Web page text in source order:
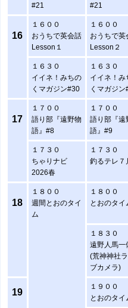
#21
#21
16
１６００
おうちで英会話
Lesson１
１６００
おうちで英
Lesson２
１６３０
イイネ！みちの
くマガジン#30
１６３０
イイネ！み
くマガジン
17
１７００
語り部『遠野物
語』#8
１７００
語り部『遠
語』#9
１７３０
ちゃりナビ
2026春
１７３０
釣るテレ７
18
１８００
週間とおのタイ
ム
１８００
とおのタイ
１８３０
遠野人馬一
(荒神神社
ブカメラ)
19
１９００
とおのタイ